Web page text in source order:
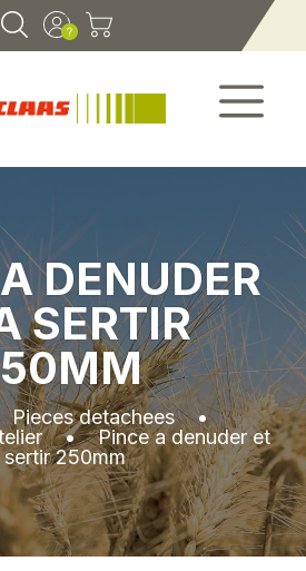
DENUDER
SERTIR
Pieces detachees•
•Pince a denuder et
sertir 250mm